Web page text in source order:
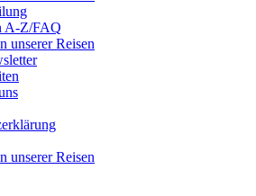
A-Z/FAQ
unserer Reisen
unserer Reisen